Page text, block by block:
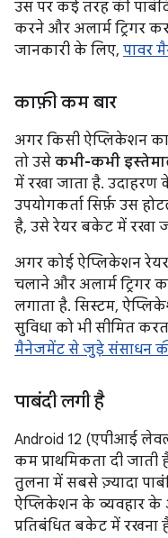
उस पर कई तरह की
करने और अलार्म ट्रिगर
जानकारी के लिए, पावर
काफ़ी कम बार
अगर किसी ऐप्लिकेशन
तो उसे कभी-कभी
में रखा जाता है.
उपयोगकर्ता सिर्फ़ उस
है, उसे रेयर बकेट में रखा
अगर कोई ऐप्लिकेशन
चलाने और अलार्म ट्रिगर
लगाता है. सिस्टम,
सुविधा को भी सीमित
मैनेजमेंट से जुड़े संसाधन
पाबंदी लगी है
Android 12 (एपीआई
कम प्राथमिकता दी
तुलना में सबसे ज़्यादा
ऐप्लिकेशन के व्यवहार के
प्रतिबंधित बकेट में रखना